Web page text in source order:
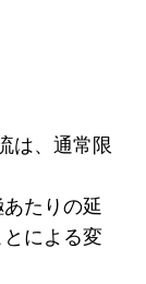
は、通常限
たりの延
による変